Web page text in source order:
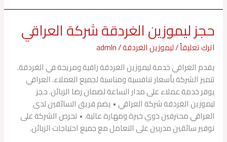
حجز ليموزين الغردقة شركة العراقي
اترك تعليقاً/ليموزين الغردقة/
admln
يقدم العراقي خدمة ليموزين الغردقة راقية ومريحة في الغردقة.
تتميز الشركة بأسعار تنافسية ومناسبة لجميع العملاء. العراقي
يوفر خدمة عملاء على مدار الساعة لضمان رضا الزبائن. حجز
ليموزين الغردقة شركة العراقي • يضم فريق السائقين لدى
العراقي محترفين ذوي خبرة ومهارة عالية. • تحرص الشركة على
توفير سائقين مدربين على التعامل مع جميع احتياجات الزبائن.
حجز
ليموزين
الغردقة
شركة
العراقي